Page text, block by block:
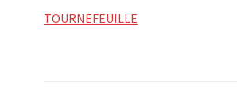
TOURNEFEUILLE